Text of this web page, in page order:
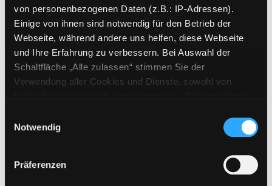
von personenbezogenen Daten (z.B.: IP-Adressen).
Einige von ihnen sind notwendig für den Betrieb der
Webseite, während andere uns helfen, diese Webseite
und Ihre Erfahrung zu verbessern. Bei Auswahl der
Schaltfläche „Alle zulassen“ stimmen Sie der
Verwendung aller Cookies und Dienste, sowohl von
Cookies von Drittanbietern, eine Verarbeitung in
unsicheren Drittländern (Länder außerhalb des EWR
ohne adäquates Datenschutzniveau) stattfinden kann. In
diesem Zusammenhang können aktuell Risiken für
Notwendig
Präferenzen
Exemplar-Details von Das Geheimnis
Mediengruppe: Belletristik
Das Geheimnis
Roman ; [Taschenbuchausgabe]
Verfasser:Sandberg, EllenSuche nach
Jahr:2022
Verlag: München, Penguin-Verl.
Exemplar-Details von Der Wert der Gefühle
Suche nach
Wien , Folio-Verl.